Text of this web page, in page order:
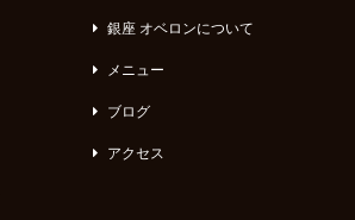
銀座 オベロンについて
メニュー
ブログ
アクセス